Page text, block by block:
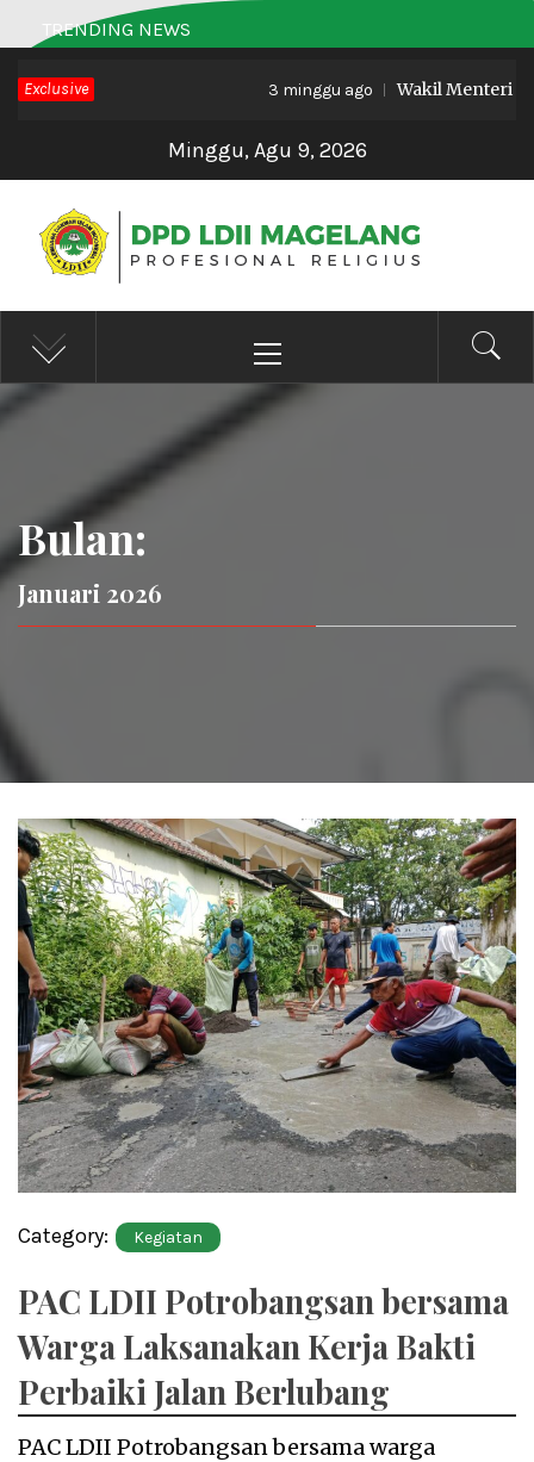
to
content
TRENDING NEWS
Exclusive 3 minggu ago Wakil Menteri Haji
Minggu, Agu 9, 2026
DPD LDII MAGELANG
Profesional Religius
Menu
Bulan:
Januari 2026
Category: Kegiatan
PAC LDII Potrobangsan bersama
Warga Laksanakan Kerja Bakti
Perbaiki Jalan Berlubang
PAC LDII Potrobangsan bersama warga